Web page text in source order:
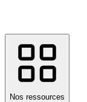
Nos ressources